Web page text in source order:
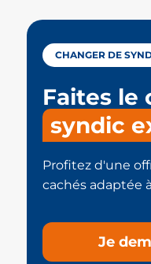
CHANGER DE
Faites le
syndic
Profitez d'une
cachés adaptée
Je